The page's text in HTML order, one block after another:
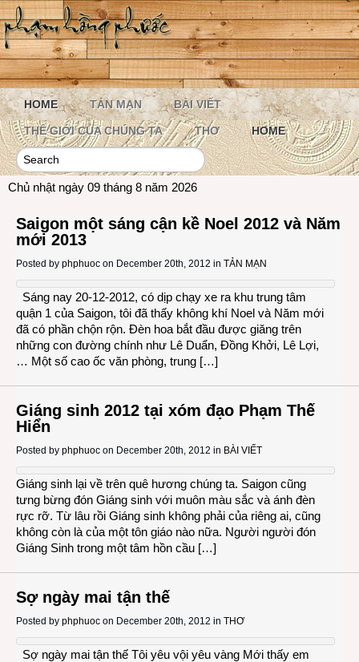
HOME TẢN MẠN BÀI VIẾT
THẾ GIỚI CỦA CHÚNG TA THƠ HOME
Chủ nhật ngày 09 tháng 8 năm 2026
Saigon một sáng cận kề Noel 2012 và Năm
mới 2013
Posted by phphuoc on December 20th, 2012 in TẢN MẠN
Sáng nay 20-12-2012, có dịp chạy xe ra khu trung tâm
quận 1 của Saigon, tôi đã thấy không khí Noel và Năm mới
đã có phần chộn rộn. Đèn hoa bắt đầu được giăng trên
những con đường chính như Lê Duẩn, Đồng Khởi, Lê Lợi,
… Một số cao ốc văn phòng, trung […]
Giáng sinh 2012 tại xóm đạo Phạm Thế
Hiển
Posted by phphuoc on December 20th, 2012 in BÀI VIẾT
Giáng sinh lại về trên quê hương chúng ta. Saigon cũng
tưng bừng đón Giáng sinh với muôn màu sắc và ánh đèn
rực rỡ. Từ lâu rồi Giáng sinh không phải của riêng ai, cũng
không còn là của một tôn giáo nào nữa. Người người đón
Giáng Sinh trong một tâm hồn cầu […]
Sợ ngày mai tận thế
Posted by phphuoc on December 20th, 2012 in THƠ
Sợ ngày mai tận thế Tôi yêu vội yêu vàng Mới thấy em